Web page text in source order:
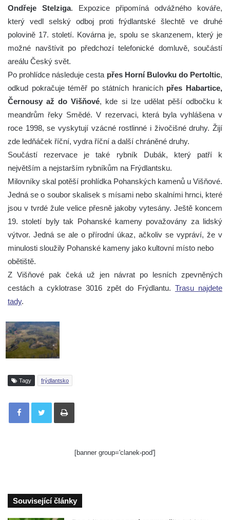
Ondřeje Stelziga. Expozice připomíná odvážného kováře,
který vedl selský odboj proti frýdlantské šlechtě ve druhé
polovině 17. století. Kovárna je, spolu se skanzenem, který je
možné navštívit po předchozí telefonické domluvě, součástí
areálu Český svět.
Po prohlídce následuje cesta přes Horní Bulovku do Pertoltic,
odkud pokračuje téměř po státních hranicích přes Habartice,
Černousy až do Višňové, kde si lze udělat pěší odbočku k
meandrům řeky Smědé. V rezervaci, která byla vyhlášena v
roce 1998, se vyskytují vzácné rostlinné i živočišné druhy. Žijí
zde ledňáček říční, vydra říční a další chráněné druhy.
Součástí rezervace je také rybník Dubák, který patří k
největším a nejstarším rybníkům na Frýdlantsku.
Milovníky skal potěší prohlídka Pohanských kamenů u Višňové.
Jedná se o soubor skalisek s mísami nebo skalními hrnci, které
jsou v tvrdé žule velice přesně jakoby vytesány. Ještě koncem
19. století byly tak Pohanské kameny považovány za lidský
výtvor. Jedná se ale o přírodní úkaz, ačkoliv se vypráví, že v
minulosti sloužily Pohanské kameny jako kultovní místo nebo
obětiště.
Z Višňové pak čeká už jen návrat po lesních zpevněných
cestách a cyklotrase 3016 zpět do Frýdlantu. Trasu najdete
tady.
Tagy frýdlantsko
Tisknout
[banner group='clanek-pod']
Související články